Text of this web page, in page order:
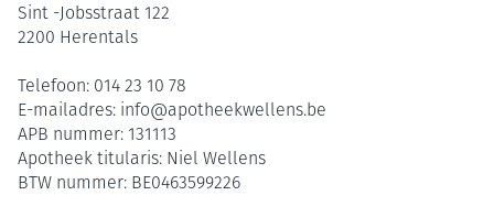
Sint -Jobsstraat 122
2200 Herentals
Telefoon: 014 23 10 78
E-mailadres: info@apotheekwellens.be
APB nummer: 131113
Apotheek titularis: Niel Wellens
BTW nummer: BE0463599226